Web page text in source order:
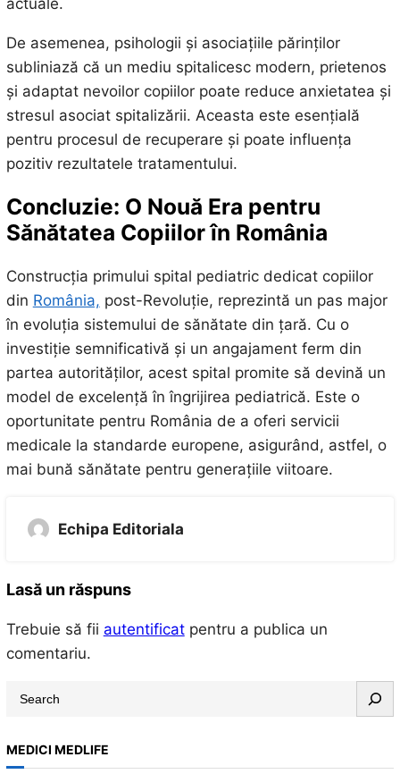
De asemenea, psihologii și asociațiile părinților
subliniază că un mediu spitalicesc modern, prietenos
și adaptat nevoilor copiilor poate reduce anxietatea și
stresul asociat spitalizării. Aceasta este esențială
pentru procesul de recuperare și poate influența
pozitiv rezultatele tratamentului.
Concluzie: O Nouă Era pentru
Sănătatea Copiilor în România
Construcția primului spital pediatric dedicat copiilor
din România, post-Revoluție, reprezintă un pas major
în evoluția sistemului de sănătate din țară. Cu o
investiție semnificativă și un angajament ferm din
partea autorităților, acest spital promite să devină un
model de excelență în îngrijirea pediatrică. Este o
oportunitate pentru România de a oferi servicii
medicale la standarde europene, asigurând, astfel, o
mai bună sănătate pentru generațiile viitoare.
Echipa Editoriala
Lasă un răspuns
Trebuie să fii autentificatpentru a publica un
comentariu.
r
MEDICI MEDLIFE